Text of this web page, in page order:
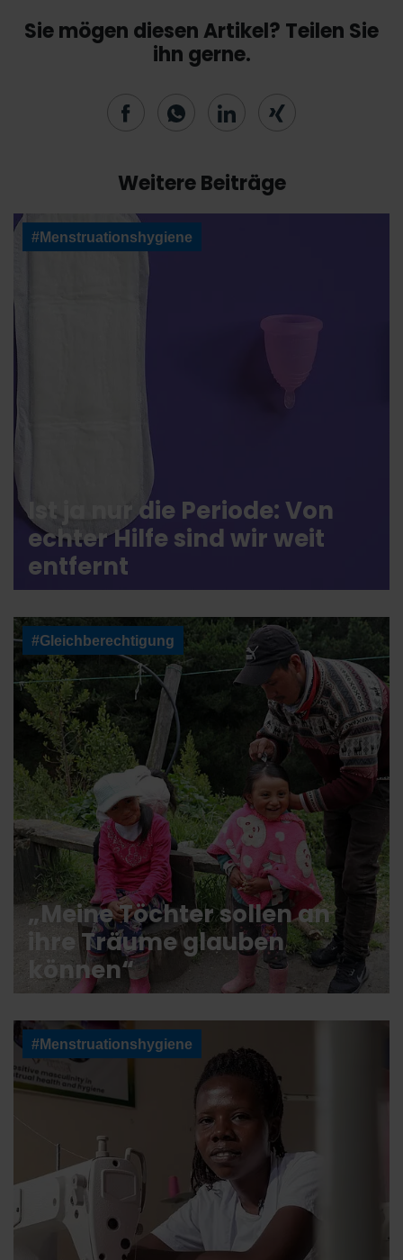
Sie mögen diesen Artikel? Teilen Sie
ihn gerne.
Weitere Beiträge
#Menstruationshygiene
Ist ja nur die Periode: Von
echter Hilfe sind wir weit
entfernt
#Gleichberechtigung
„Meine Töchter sollen an
ihre Träume glauben
können“
#Menstruationshygiene